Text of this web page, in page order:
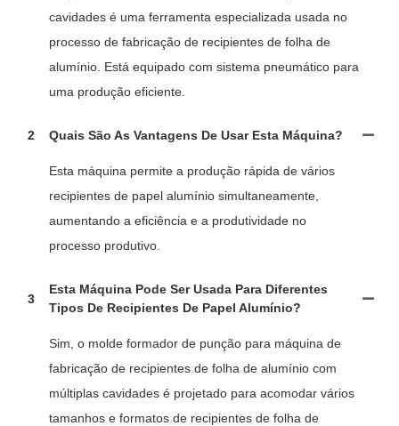
cavidades é uma ferramenta especializada usada no
processo de fabricação de recipientes de folha de
alumínio. Está equipado com sistema pneumático para
uma produção eficiente.
2 Quais São As Vantagens De Usar Esta Máquina?
Esta máquina permite a produção rápida de vários
recipientes de papel alumínio simultaneamente,
aumentando a eficiência e a produtividade no
processo produtivo.
3
Esta Máquina Pode Ser Usada Para Diferentes
Tipos De Recipientes De Papel Alumínio?
Sim, o molde formador de punção para máquina de
fabricação de recipientes de folha de alumínio com
múltiplas cavidades é projetado para acomodar vários
tamanhos e formatos de recipientes de folha de